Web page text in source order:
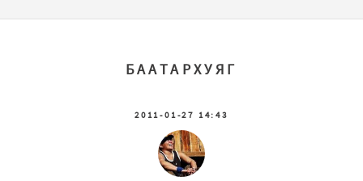
БААТАРХУЯГ
2011-01-27 14:43